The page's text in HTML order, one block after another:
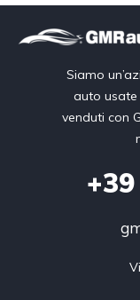
Siamo
auto usate
venduti con
+39